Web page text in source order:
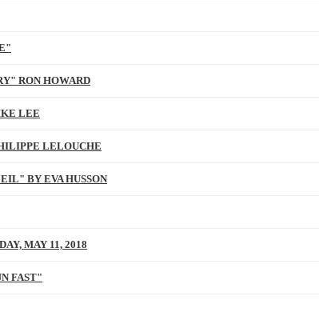
RON HOWARD
LEE
LELOUCHE
BY EVA HUSSON
MAY 11, 2018
FAST"